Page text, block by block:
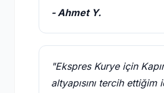
- Ahmet Y.
"Ekspres Kurye için
altyapısını tercih ettiğim